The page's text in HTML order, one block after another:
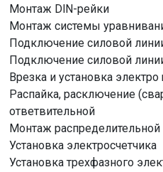
Монтаж DlN-рейки
Монтаж системы
Подключение силовой
Подключение силовой
Врезка и установка
Распайка, расключение
ответвительной
Монтаж
Установка электросчетчика
Установка трехфазного